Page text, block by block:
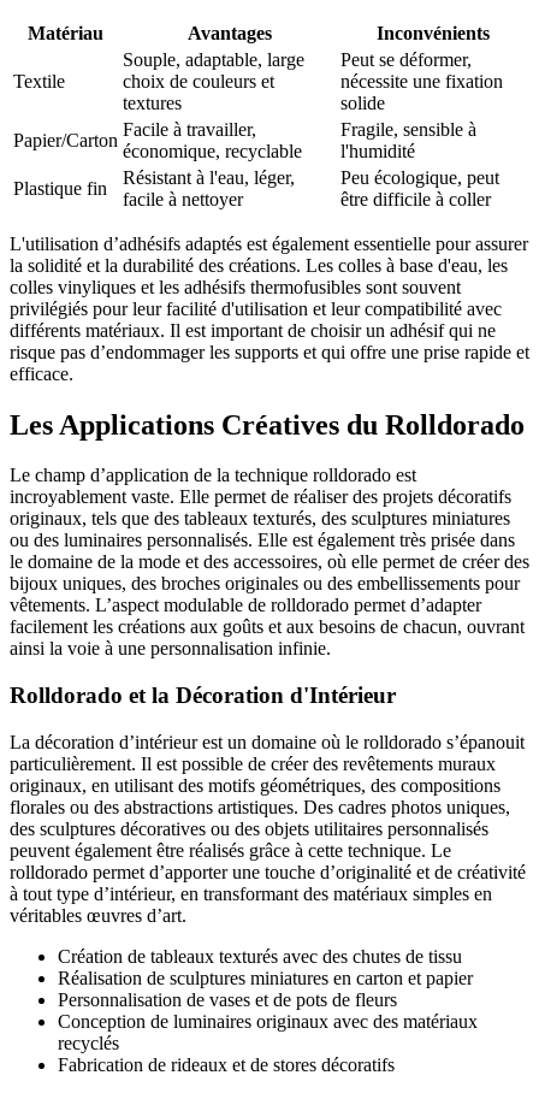
Matériau Avantages Inconvénients
Textile
Souple, adaptable, large
choix de couleurs et
textures
Peut se déformer,
nécessite une fixation
solide
Papier/Carton
Facile à travailler,
économique, recyclable
Fragile, sensible à
l'humidité
Plastique fin
Résistant à l'eau, léger,
facile à nettoyer
Peu écologique, peut
être difficile à coller
L'utilisation d’adhésifs adaptés est également essentielle pour assurer
la solidité et la durabilité des créations. Les colles à base d'eau, les
colles vinyliques et les adhésifs thermofusibles sont souvent
privilégiés pour leur facilité d'utilisation et leur compatibilité avec
différents matériaux. Il est important de choisir un adhésif qui ne
risque pas d’endommager les supports et qui offre une prise rapide et
efficace.
Les Applications Créatives du Rolldorado
Le champ d’application de la technique rolldorado est
incroyablement vaste. Elle permet de réaliser des projets décoratifs
originaux, tels que des tableaux texturés, des sculptures miniatures
ou des luminaires personnalisés. Elle est également très prisée dans
le domaine de la mode et des accessoires, où elle permet de créer des
bijoux uniques, des broches originales ou des embellissements pour
vêtements. L’aspect modulable de rolldorado permet d’adapter
facilement les créations aux goûts et aux besoins de chacun, ouvrant
ainsi la voie à une personnalisation infinie.
Rolldorado et la Décoration d'Intérieur
La décoration d’intérieur est un domaine où le rolldorado s’épanouit
particulièrement. Il est possible de créer des revêtements muraux
originaux, en utilisant des motifs géométriques, des compositions
florales ou des abstractions artistiques. Des cadres photos uniques,
des sculptures décoratives ou des objets utilitaires personnalisés
peuvent également être réalisés grâce à cette technique. Le
rolldorado permet d’apporter une touche d’originalité et de créativité
à tout type d’intérieur, en transformant des matériaux simples en
véritables œuvres d’art.
Création de tableaux texturés avec des chutes de tissu
Réalisation de sculptures miniatures en carton et papier
Personnalisation de vases et de pots de fleurs
Conception de luminaires originaux avec des matériaux
recyclés
Fabrication de rideaux et de stores décoratifs